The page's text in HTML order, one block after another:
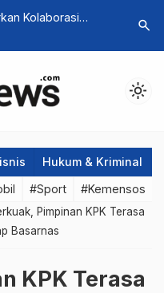
Pemilu Diduga
Otorita
search
light_mode
Hukum & Kriminal
#Sport #Kemensos
Pimpinan KPK Terasa
Basarnas
KPK Terasa